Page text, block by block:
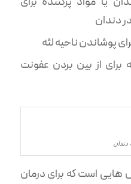
دندان
پوشاندن ناحیه لثه
از بین بردن عفونت
هایی است که برای درمان